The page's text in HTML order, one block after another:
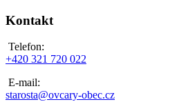
Kontakt
Telefon:
+420 321 720 022
E-mail:
starosta@ovcary-obec.cz